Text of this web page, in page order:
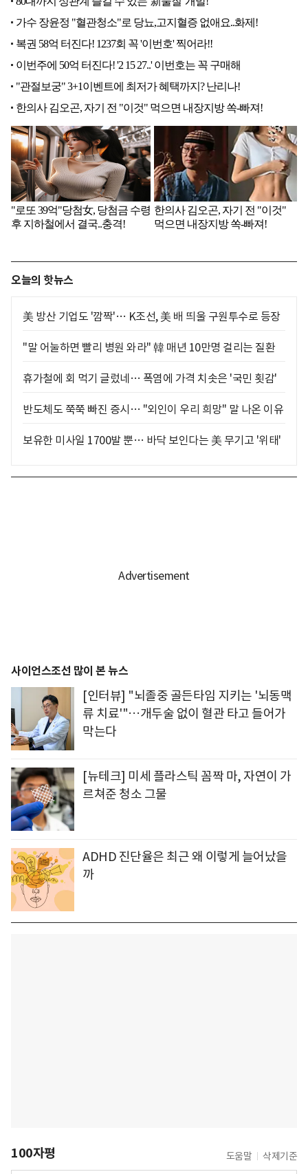
오늘의 핫뉴스
美 방산 기업도 '깜짝'… K조선, 美 배 띄울 구원투수로 등장
"말 어눌하면 빨리 병원 와라" 韓 매년 10만명 걸리는 질환
휴가철에 회 먹기 글렀네… 폭염에 가격 치솟은 '국민 횟감'
반도체도 쭉쭉 빠진 증시… "외인이 우리 희망" 말 나온 이유
보유한 미사일 1700발 뿐… 바닥 보인다는 美 무기고 '위태'
사이언스조선 많이 본 뉴스
[인터뷰] "뇌졸중 골든타임 지키는 '뇌동맥
류 치료'"…개두술 없이 혈관 타고 들어가
막는다
[뉴테크] 미세 플라스틱 꼼짝 마, 자연이 가
르쳐준 청소 그물
ADHD 진단율은 최근 왜 이렇게 늘어났을
까
100자평 도움말 삭제기준